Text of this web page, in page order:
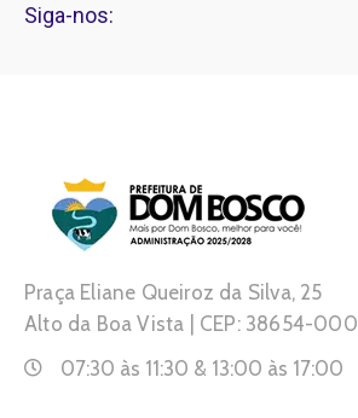
Siga-nos:
Praça Eliane Queiroz da Silva, 25
Alto da Boa Vista | CEP: 38654-000
07:30 às 11:30 & 13:00 às 17:00